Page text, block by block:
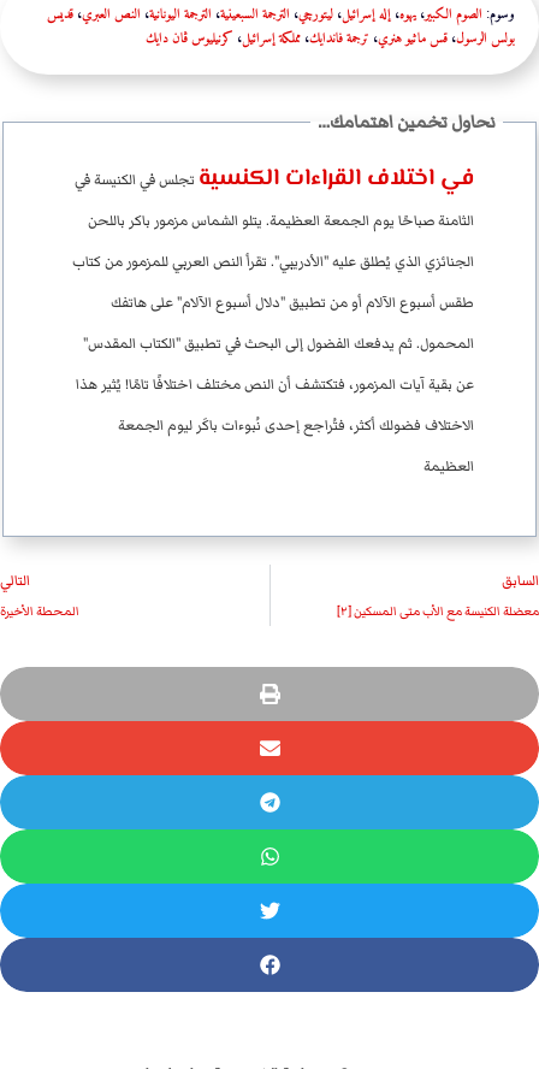
وسوم: الصوم الكبير،يهوه، إله إسرائيل، ليتورچي، الترجمة السبعينية، الترجمة اليونانية، النص العبري، قديس
بولس الرسول، قس ماثيو هنري، ترجمة فاندايك، مملكة إسرائيل، كرنيليوس ڤان دايك
في اختلاف القراءات الكنسية تجلس في الكنيسة في
الثامنة صباحًا يوم الجمعة العظيمة. يتلو الشماس مزمور باكر باللحن
الجنائزي الذي يُطلق عليه "الأدريبي". تقرأ النص العربي للمزمور من كتاب
طقس أسبوع الآلام أو من تطبيق "دلال أسبوع الآلام" على هاتفك
المحمول. ثم يدفعك الفضول إلى البحث في تطبيق "الكتاب المقدس"
عن بقية آيات المزمور، فتكتشف أن النص مختلف اختلافًا تامًا! يُثير هذا
الاختلاف فضولك أكثر، فتُراجع إحدى نُبوءات باكَر ليوم الجمعة
العظيمة
السابق
معضلة الكنيسة مع الأب متى المسكين [٢]
التالي
المحطة الأخيرة